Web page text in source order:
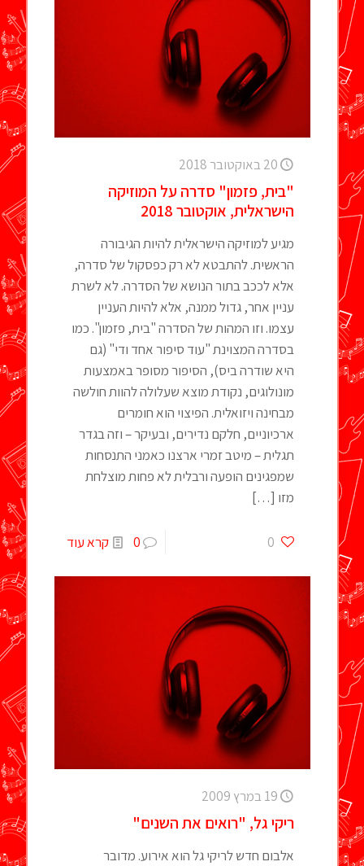
20 באוקטובר 2018
"בית, פזמון" סדרה על המוזיקה
הישראלית, אוקטובר 2018
מגיע למוזיקה הישראלית להיות הגיבורה
הראשית. להתבטא לא רק כפסקול של סדרה,
אלא לככב בתור הנושא של הסדרה. לא לשרת
עניין אחר, גדול ממנה, אלא להיות העניין
עצמו. וזו המהות של הסדרה "בית, פזמון". כמו
בסדרה המצוינת "עוד סיפור אחד ודי" (גם
היא שודרה ביס), הסיפור מסופר באמצעות
מונולוגים, נקודת מוצא שעלולה להוות חולשה
מבחינה ויזואלית. הפיצוי הוא חומרים
ארכיוניים, חלקם נדירים, ובעיקר – וזה בגדר
תגלית – מיטב זמרי ארצנו כאמני התנסחות
שמפגינים הופעה ורבלית לא פחות מוצלחת
מזו […]
0
0 קרא עוד
19 במרץ 2009
ריקי גל, "רואים את השנים"
אלבום חדש לריקי גל הוא אירוע. מדובר